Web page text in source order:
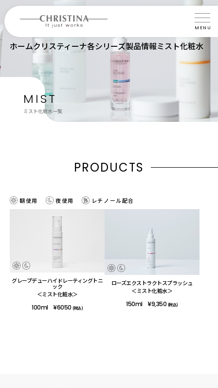
MIST
ミスト化粧水一覧
MENU
クリスティーナについて
製品について
製品の使い方
サロントリートメント
会社概要
製品導入について
お問い合わせ
プライバシーポリシー
ホームクリスティーナ各シリーズ製品情報ミスト化粧水
PRODUCTS
朝使用 夜使用 レチノール配合
グレープデューハイドレーティングトニ
ック
＜ミスト化粧水＞
100ml ¥6050 (税込)
ローズエクストラクトスプラッシュ
＜ミスト化粧水＞
150ml ¥9,350 (税込)